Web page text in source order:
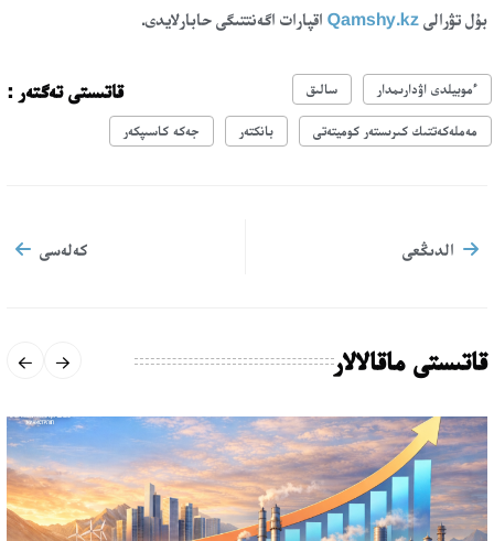
بۇل تۋرالى Qamshy.kz اقپارات اگەنتتىگى حابارلايدى.
قاتىستى تەگتەر : ءموبيلدى اۋدارىمدار سالىق
مەملەكەتتىك كىرىستەر كوميتەتى بانكتەر جەكە كاسىپكەر
الدىڭعى كەلەسى
قاتىستى ماقالالار